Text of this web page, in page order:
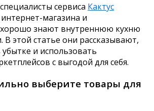
сервиса Кактус
магазина и
хорошо знают внутреннюю кухню
В этой статье они рассказывают,
убытке и использовать
с выгодой для себя.
выберите товары для